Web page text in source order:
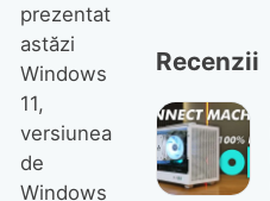
prezentat
astăzi
Windows
11,
versiunea
de
Windows
Recenzii